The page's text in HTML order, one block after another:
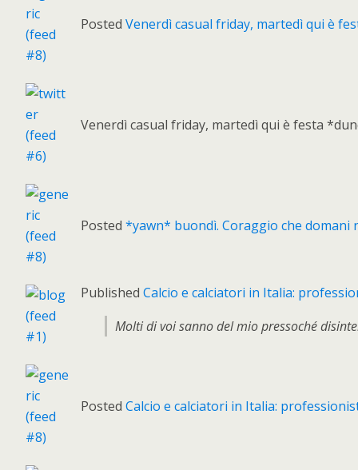
Posted Venerdì casual friday, martedì qui è
Venerdì casual friday, martedì qui è festa
Posted *yawn* buondì. Coraggio che domani
Published Calcio e calciatori in Italia:
Molti di voi sanno del mio pressoché
Posted Calcio e calciatori in Italia: